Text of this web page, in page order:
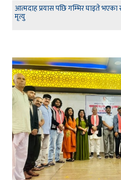
आत्मदाह प्रयास पछि गम्भिर घाइते
मृत्यु